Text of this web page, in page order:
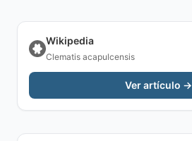
Wikipedia
Clematis acapulcensis
Ver artículo →